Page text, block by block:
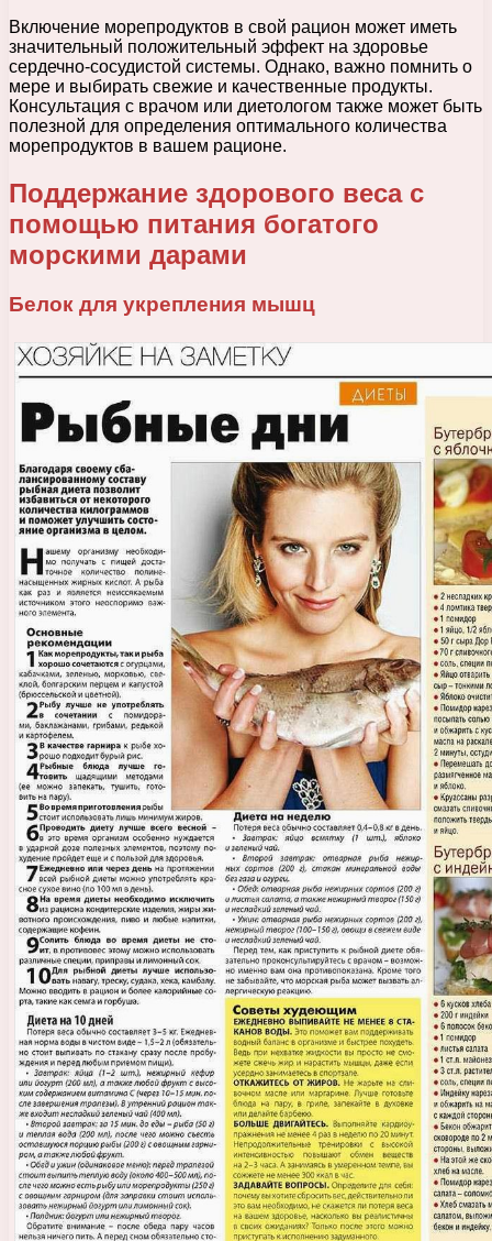
Включение морепродуктов в свой рацион может иметь
значительный положительный эффект на здоровье
сердечно-сосудистой системы. Однако, важно помнить о
мере и выбирать свежие и качественные продукты.
Консультация с врачом или диетологом также может быть
полезной для определения оптимального количества
морепродуктов в вашем рационе.
Поддержание здорового веса с
помощью питания богатого
морскими дарами
Белок для укрепления мышц